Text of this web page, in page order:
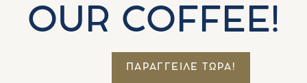
OUR COFFEE!
ΠΑΡΑΓΓΕΙΛΕ ΤΩΡΑ!